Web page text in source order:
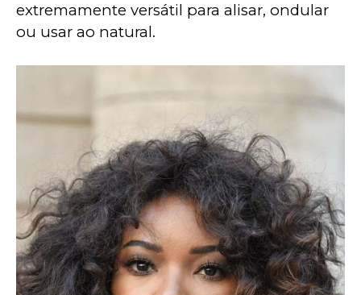
extremamente versátil para alisar, ondular
ou usar ao natural.